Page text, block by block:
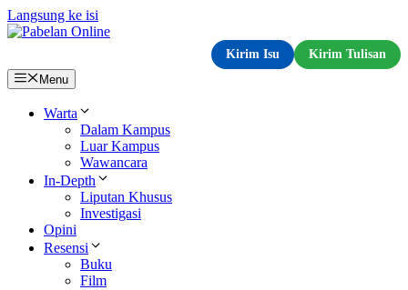
Langsung ke isi
Kirim Isu
Kirim Tulisan
Menu
Warta
Dalam Kampus
Luar Kampus
Wawancara
In-Depth
Liputan Khusus
Investigasi
Opini
Resensi
Buku
Film